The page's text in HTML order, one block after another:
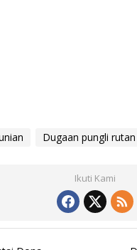
Dugaan pungli rutan
Ikuti Kami